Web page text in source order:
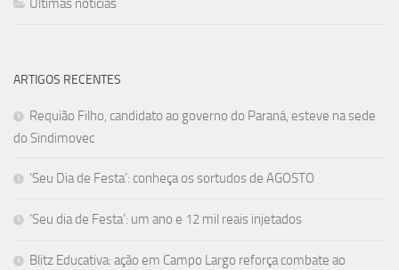
Últimas notícias
ARTIGOS RECENTES
Requião Filho, candidato ao governo do Paraná, esteve na sede
do Sindimovec
‘Seu Dia de Festa’: conheça os sortudos de AGOSTO
‘Seu dia de Festa’: um ano e 12 mil reais injetados
Blitz Educativa: ação em Campo Largo reforça combate ao